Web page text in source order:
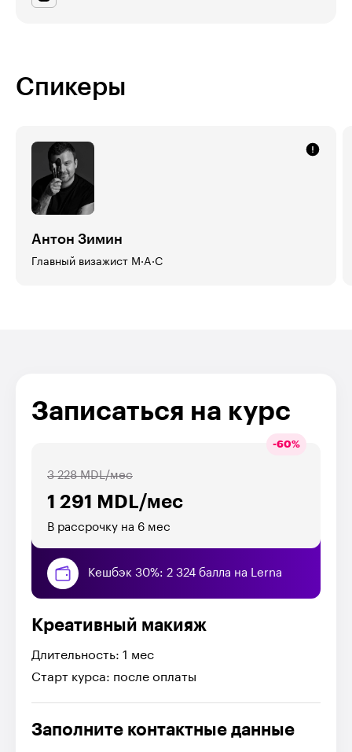
Спикеры
Антон Зимин
Главный визажист M·A·C
Записаться на курс
-60%
1 291 MDL/мес
3 228 MDL/мес
В рассрочку на 6 мес
Кешбэк 30%: 2 324 балла на Lerna
Креативный макияж
Длительность: 1 мес
Старт курса: после оплаты
Заполните контактные данные